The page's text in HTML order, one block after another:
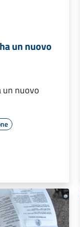
un nuovo
un nuovo